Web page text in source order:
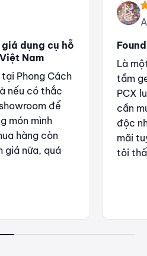
dụng cụ hỗ
Nam
Phong Cách
nếu có thắc
để
món mình
hàng còn
giá nữa, quá
Là
tầm
PCX
cần
độc
mãi
tôi